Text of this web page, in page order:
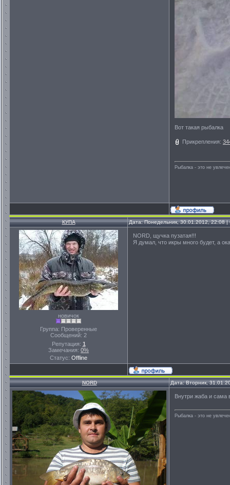
Вот такая рыбалка
Прикрепления:
Рыбалка - это не
КУПА Дата: Понедельник, 30.01.2012, 22:08
новичок
Группа: Проверенные
Сообщений: 2
Репутация: 1
Замечания: 0%
Статус: Offline
NORD, щучка пузатая!!!
Я думал, что икры много будет, а
NORD Дата: Вторник,
Внутри жаба и сама
Рыбалка - это не